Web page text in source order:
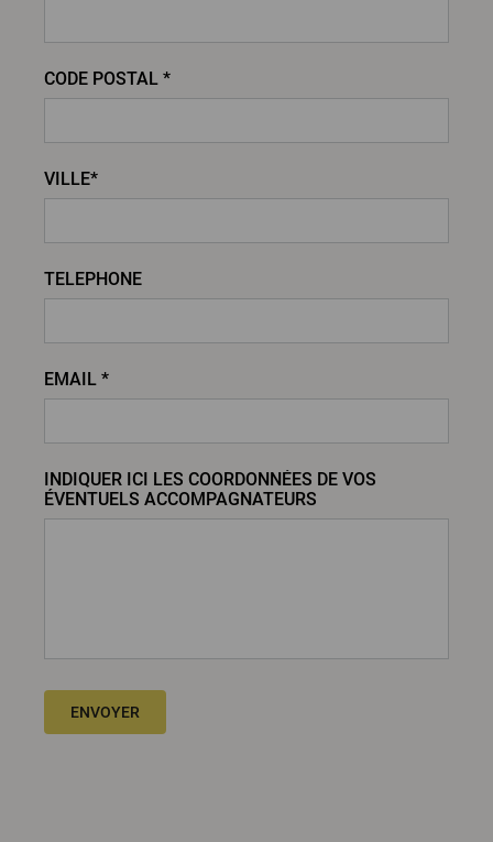
CODE POSTAL *
VILLE*
TELEPHONE
EMAIL *
INDIQUER ICI LES COORDONNÉES DE VOS
ÉVENTUELS ACCOMPAGNATEURS
ENVOYER